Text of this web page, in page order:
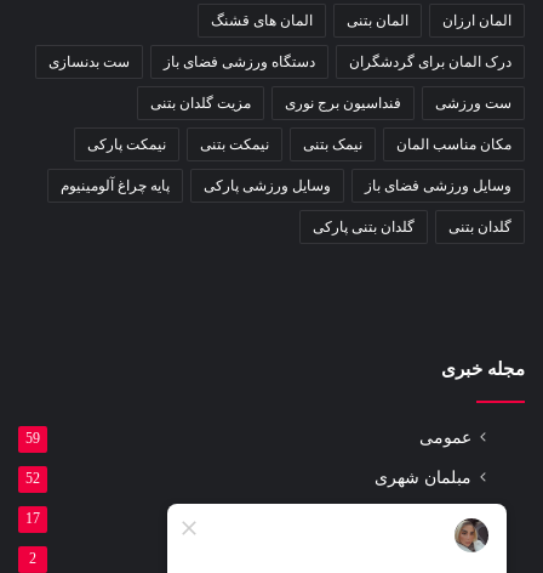
المان ارزان المان بتنی المان های قشنگ
درک المان برای گردشگران دستگاه ورزشی فضای باز ست بدنسازی
ست ورزشی فنداسیون برج نوری مزیت گلدان بتنی
مکان مناسب المان نیمک بتنی نیمکت بتنی نیمکت پارکی
وسایل ورزشی فضای باز وسایل ورزشی پارکی پایه چراغ آلومینیوم
گلدان بتنی گلدان بتنی پارکی
مجله خبری
عمومی 59
مبلمان شهری 52
مقالات 17
ست ورزشی پارکی 2